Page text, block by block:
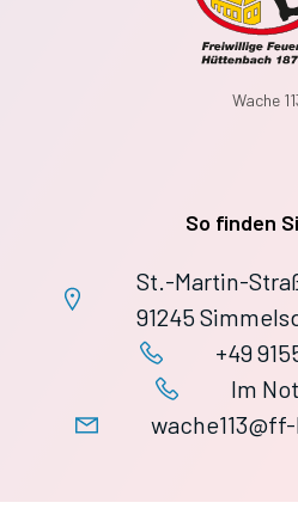
Wache
So finden
St.-Martin-
91245
+49
Im